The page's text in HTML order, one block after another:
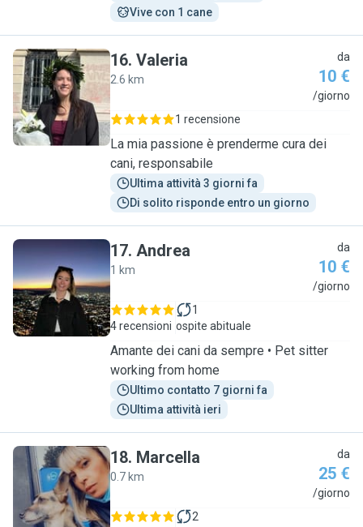
Vive con 1 cane
V
16. Valeria
2.6 km
da
10 €
/giorno
1 recensione
La mia passione è prenderme cura dei
cani, responsabile
Ultima attività 3 giorni fa
Di solito risponde entro un giorno
A
17. Andrea
1 km
da
10 €
/giorno
4 recensioni
1
ospite abituale
Amante dei cani da sempre • Pet sitter
working from home
Ultimo contatto 7 giorni fa
Ultima attività ieri
M
18. Marcella
0.7 km
da
25 €
/giorno
2